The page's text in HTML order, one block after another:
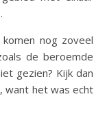
nog zoveel
de beroemde
gezien? Kijk dan
want het was echt